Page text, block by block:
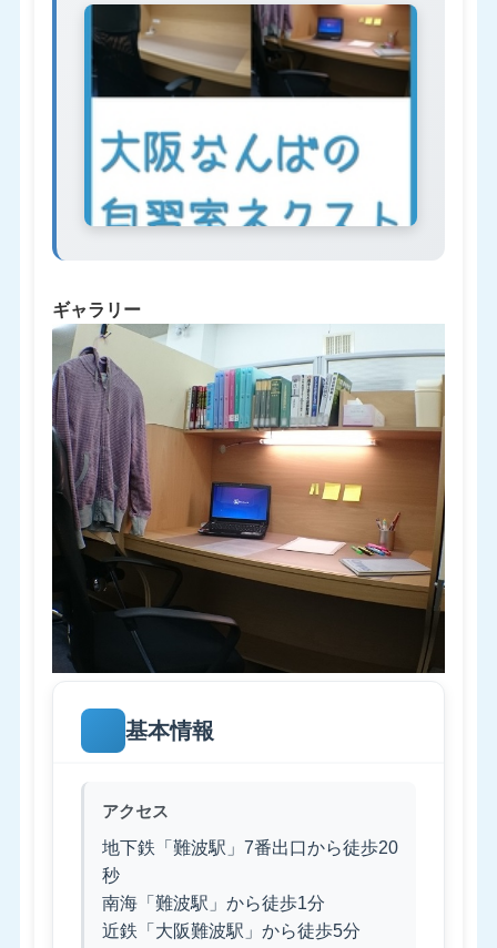
ギャラリー
基本情報
アクセス
地下鉄「難波駅」7番出口から徒歩20
秒
南海「難波駅」から徒歩1分
近鉄「大阪難波駅」から徒歩5分